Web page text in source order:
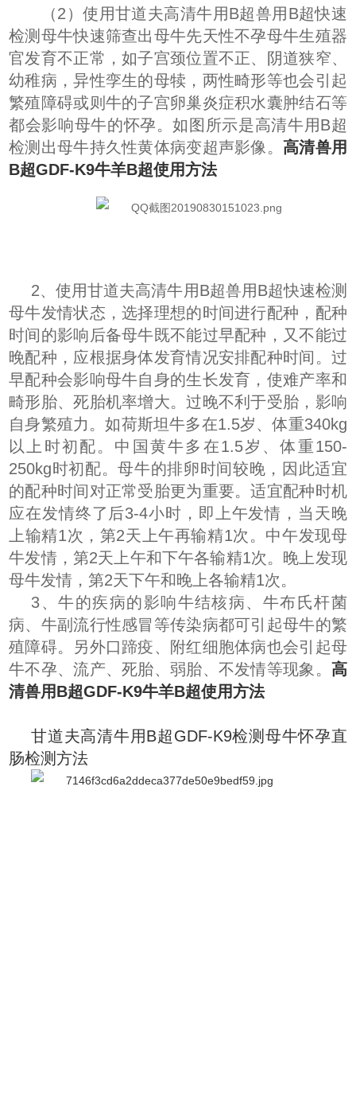
（2）使用甘道夫高清牛用B超兽用B超快速
检测母牛快速筛查出母牛先天性不孕母牛生殖器
官发育不正常，如子宫颈位置不正、阴道狭窄、
幼稚病，异性孪生的母犊，两性畸形等也会引起
繁殖障碍或则牛的子宫卵巢炎症积水囊肿结石等
都会影响母牛的怀孕。如图所示是高清牛用B超
检测出母牛持久性黄体病变超声影像。 高清兽用
B超GDF-K9牛羊B超使用方法
2、使用甘道夫高清牛用B超兽用B超快速检测
母牛发情状态，选择理想的时间进行配种， 配种
时间的影响后备母牛既不能过早配种，又不能过
晚配种，应根据身体发育情况安排配种时间。过
早配种会影响母牛自身的生长发育，使难产率和
畸形胎、死胎机率增大。过晚不利于受胎，影响
自身繁殖力。如荷斯坦牛多在1.5岁、体重340kg
以上时初配。中国黄牛多在1.5岁、体重150-
250kg时初配。母牛的排卵时间较晚，因此适宜
的配种时间对正常受胎更为重要。适宜配种时机
应在发情终了后3-4小时，即上午发情，当天晚
上输精1次，第2天上午再输精1次。中午发现母
牛发情，第2天上午和下午各输精1次。晚上发现
母牛发情，第2天下午和晚上各输精1次。
3、牛的疾病的影响牛结核病、牛布氏杆菌
病、牛副流行性感冒等传染病都可引起母牛的繁
殖障碍。另外口蹄疫、附红细胞体病也会引起母
牛不孕、流产、死胎、弱胎、不发情等现象。 高
清兽用B超GDF-K9牛羊B超使用方法
甘道夫高清牛用B超GDF-K9检测母牛怀孕直
肠检测方法